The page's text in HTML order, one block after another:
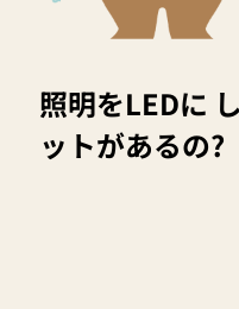
照明をLEDに
ットがあるの?